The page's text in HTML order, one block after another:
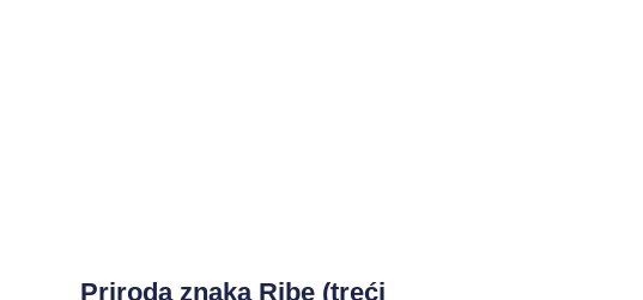
Priroda znaka Ribe (treći